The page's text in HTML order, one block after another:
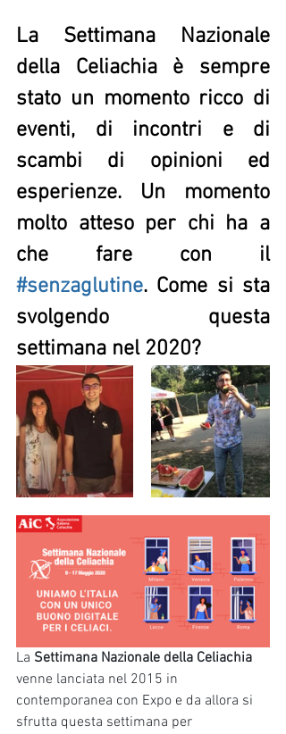
La Settimana Nazionale
della Celiachia è sempre
stato un momento ricco di
eventi, di incontri e di
scambi di opinioni ed
esperienze. Un momento
molto atteso per chi ha a
che fare con il
#senzaglutine. Come si sta
svolgendo questa
settimana nel 2020?
La Settimana Nazionale della Celiachia
venne lanciata nel 2015 in
contemporanea con Expo e da allora si
sfrutta questa settimana per